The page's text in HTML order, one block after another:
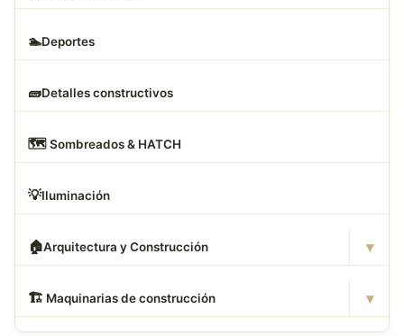
🏊Deportes
🧱Detalles constructivos
🗺️ Sombreados & HATCH
💡Iluminación
🏠Arquitectura y Construcción ▾
🏗 ️ Maquinarias de construcción ▾